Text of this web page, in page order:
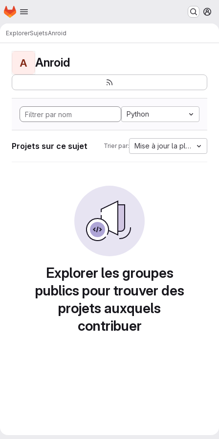
Passer au contenu principal
Page d'accueil
ExplorerSujetsAnroid
A Anroid
Python
Projets sur ce sujet Trier par: Mise à jour la plus
Explorer les groupes
publics pour trouver des
projets auxquels
contribuer